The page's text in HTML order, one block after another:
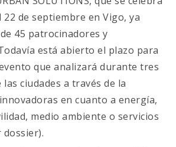
22 de septiembre en Vigo, ya
45 patrocinadores y
está abierto el plazo para
que analizará durante tres
ciudades a través de la
en cuanto a energía,
medio ambiente o servicios
dossier).